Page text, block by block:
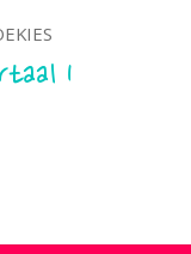
1
quantity